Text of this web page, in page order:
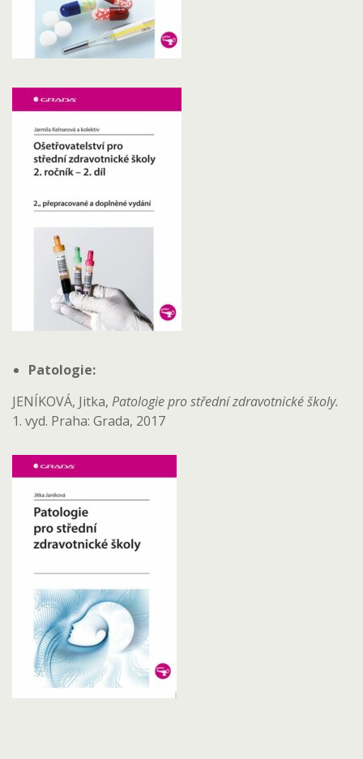
Patologie:
JENÍKOVÁ, Jitka, Patologie pro střední zdravotnické školy.
1. vyd. Praha: Grada, 2017